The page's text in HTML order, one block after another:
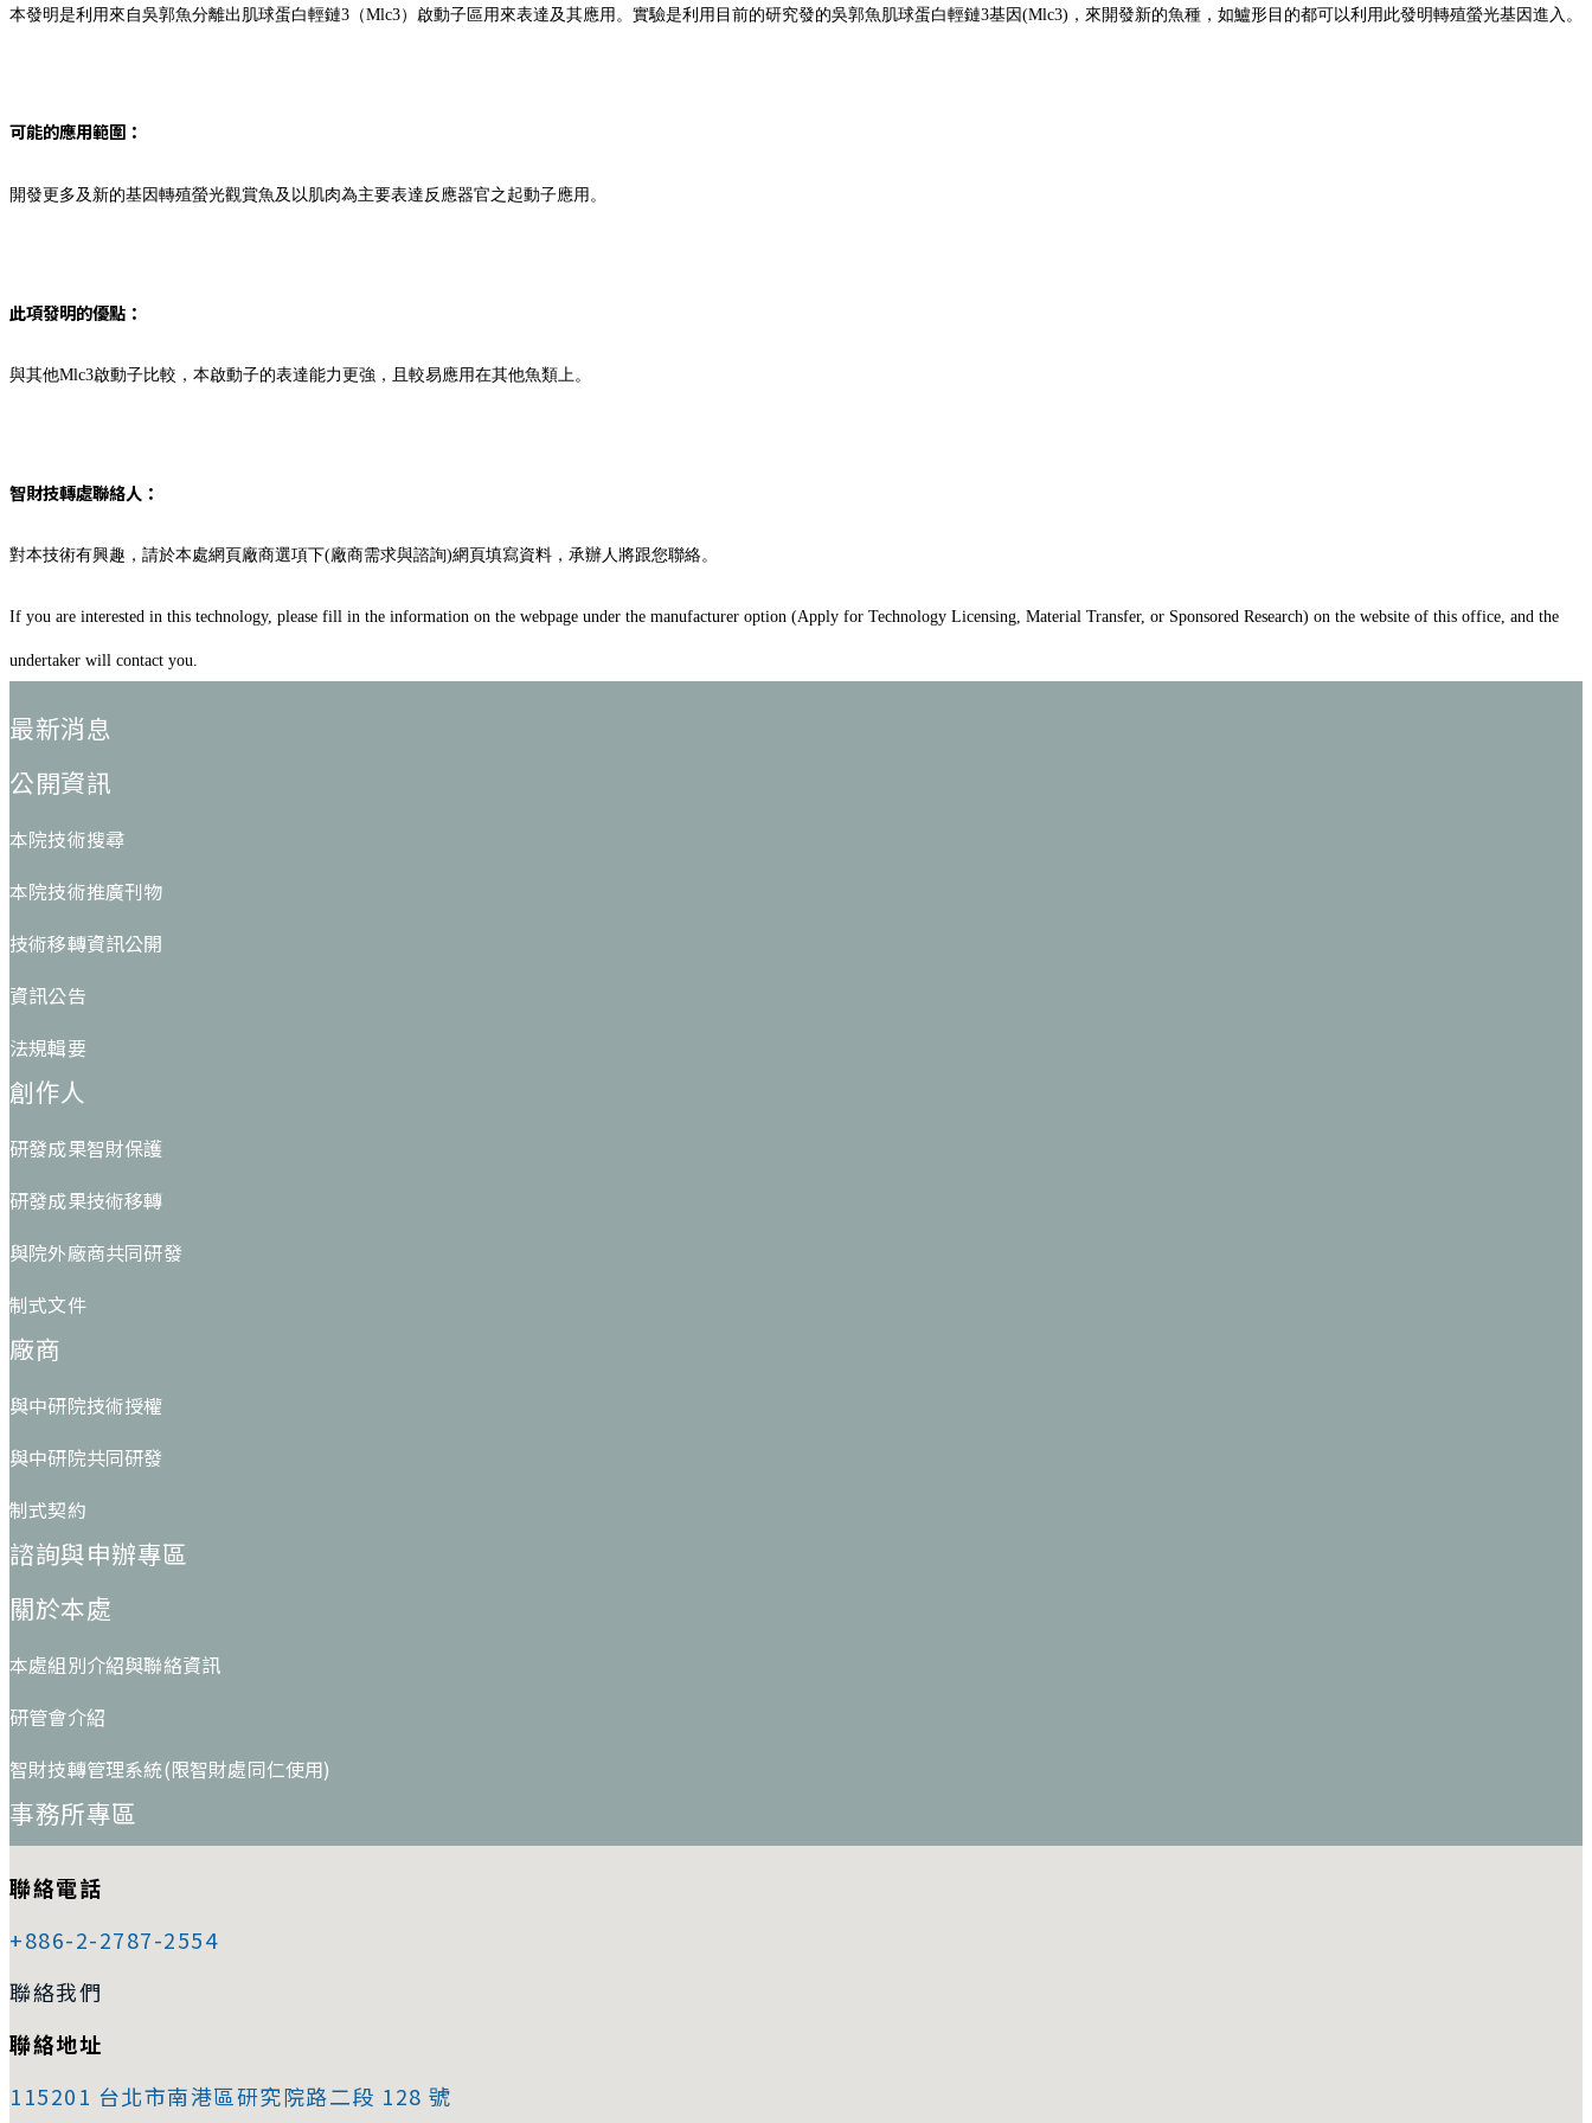
本發明是利用來自吳郭魚分離出肌球蛋白輕鏈3（Mlc3）啟動子區用來表達及其應用。實驗是利用目前的研究發的吳郭魚肌球蛋白輕鏈3基因(Mlc3)，來開發新的魚種，如鱸形目的都可以利用此發明轉殖螢光基因進入。
可能的應用範圍：
開發更多及新的基因轉殖螢光觀賞魚及以肌肉為主要表達反應器官之起動子應用。
此項發明的優點：
與其他Mlc3啟動子比較，本啟動子的表達能力更強，且較易應用在其他魚類上。
智財技轉處聯絡人：
對本技術有興趣，請於本處網頁廠商選項下(廠商需求與諮詢)網頁填寫資料，承辦人將跟您聯絡。
If you are interested in this technology, please fill in the information on the webpage under the manufacturer option (Apply for Technology Licensing, Material Transfer, or Sponsored Research) on the website of this office, and the
undertaker will contact you.
最新消息
公開資訊
本院技術搜尋
本院技術推廣刊物
技術移轉資訊公開
資訊公告
法規輯要
創作人
研發成果智財保護
研發成果技術移轉
與院外廠商共同研發
制式文件
廠商
與中研院技術授權
與中研院共同研發
制式契約
諮詢與申辦專區
關於本處
本處組別介紹與聯絡資訊
研管會介紹
智財技轉管理系統(限智財處同仁使用)
事務所專區
聯絡電話
+886-2-2787-2554
聯絡我們
聯絡地址
115201 台北市南港區研究院路二段 128 號